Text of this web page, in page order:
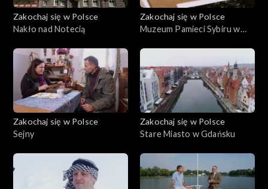
Zakochaj się w Polsce
Nakło nad Notecią
Zakochaj się w Polsce
Muzeum Pamieci Sybiru w
Zakochaj się w Polsce
Sejny
Zakochaj się w Polsce
Stare Miasto w Gdańsku